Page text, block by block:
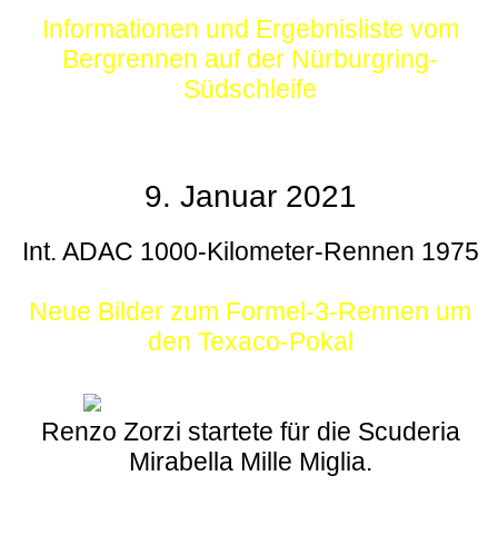
Informationen und Ergebnisliste vom
Bergrennen auf der Nürburgring-
Südschleife
9. Januar 2021
Int. ADAC 1000-Kilometer-Rennen 1975
Neue Bilder zum Formel-3-Rennen um
den Texaco-Pokal
Renzo Zorzi startete für die Scuderia
Mirabella Mille Miglia.